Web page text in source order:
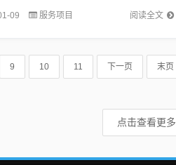
和乐趣。快来加入天天风之旅的新版发
阅读全文
09 服务项目
9 10 11 下一页 末页
点击查看更多